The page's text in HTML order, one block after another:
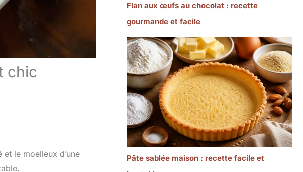
chic
et le moelleux d’une
Flan aux œufs au chocolat : recette
gourmande et facile
Pâte sablée maison : recette facile et